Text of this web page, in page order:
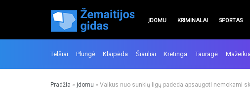
ĮDOMU KRIMINALAI SPORTAS
Telšiai Plungė Klaipėda Šiauliai Kretinga Tauragė
Pradžia » Įdomu » Vaikus nuo sunkių ligų padeda apsaugoti nemokami